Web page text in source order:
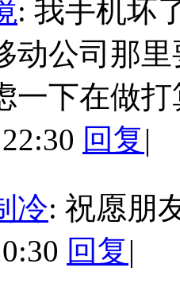
: 我手机坏
动公司那
一下在做打
回复|
冷: 祝愿朋
回复|